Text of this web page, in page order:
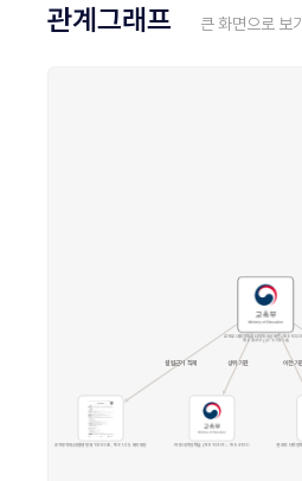
관계그래프 큰 화면으로 보기